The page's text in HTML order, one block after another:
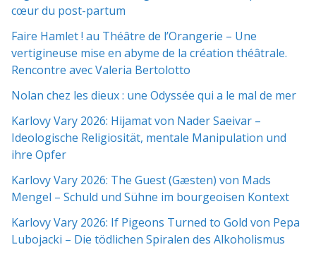
cœur du post-partum
Faire Hamlet ! au Théâtre de l’Orangerie – Une
vertigineuse mise en abyme de la création théâtrale.
Rencontre avec Valeria Bertolotto
Nolan chez les dieux : une Odyssée qui a le mal de mer
Karlovy Vary 2026: Hijamat von Nader Saeivar​​ –
Ideologische Religiosität, mentale Manipulation und
ihre Opfer
Karlovy Vary 2026: The Guest (Gæsten) von Mads
Mengel – Schuld und Sühne im bourgeoisen Kontext
Karlovy Vary 2026: If Pigeons Turned to Gold von Pepa
Lubojacki – Die tödlichen Spiralen des Alkoholismus